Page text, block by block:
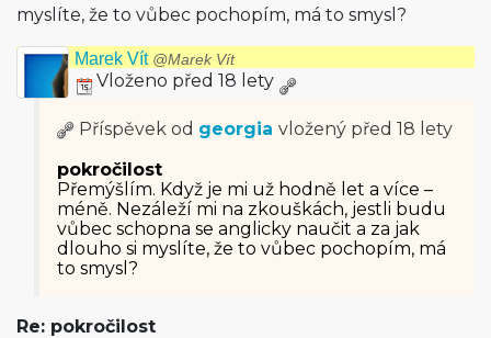
myslíte, že to vůbec pochopím, má to smysl?
Marek Vít @Marek Vít
Vloženo před 18 lety
Příspěvek od georgia vložený před 18 lety
pokročilost
Přemýšlím. Když je mi už hodně let a více –
méně. Nezáleží mi na zkouškách, jestli budu
vůbec schopna se anglicky naučit a za jak
dlouho si myslíte, že to vůbec pochopím, má
to smysl?
Re: pokročilost